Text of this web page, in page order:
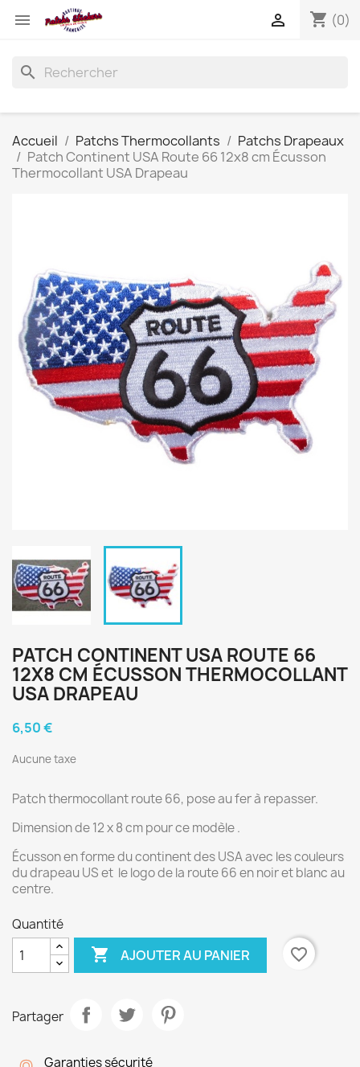
 shopping_cart (0)

search
Accueil Patchs Thermocollants
Patchs Drapeaux
Patch Continent USA Route 66 12x8 cm Écusson
Thermocollant USA Drapeau
PATCH CONTINENT USA ROUTE 66
12X8 CM ÉCUSSON THERMOCOLLANT
USA DRAPEAU
6,50 €
Aucune taxe
Patch thermocollant route 66, pose au fer à repasser.
Dimension de 12 x 8 cm pour ce modèle .
Écusson en forme du continent des USA avec les couleurs
du drapeau US et le logo de la route 66 en noir et blanc au
centre.
Quantité
 AJOUTER AU PANIER favorite_border
Partager
Garanties sécurité